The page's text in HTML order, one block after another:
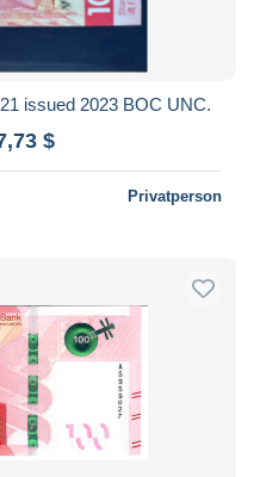
issued 2023 BOC UNC.
$
Privatperson